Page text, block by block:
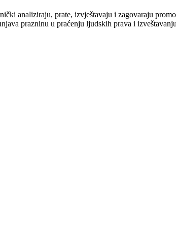
analiziraju, prate, izvještavaju i zagovaraju
prazninu u praćenju ljudskih prava i